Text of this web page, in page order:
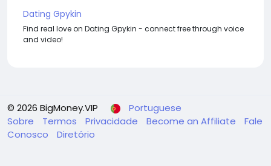
Dating Gpykin
Find real love on Dating Gpykin - connect free through voice
and video!
© 2026 BigMoney.VIP
Portuguese
Sobre
Termos Privacidade Become an Affiliate
Fale
Conosco
Diretório